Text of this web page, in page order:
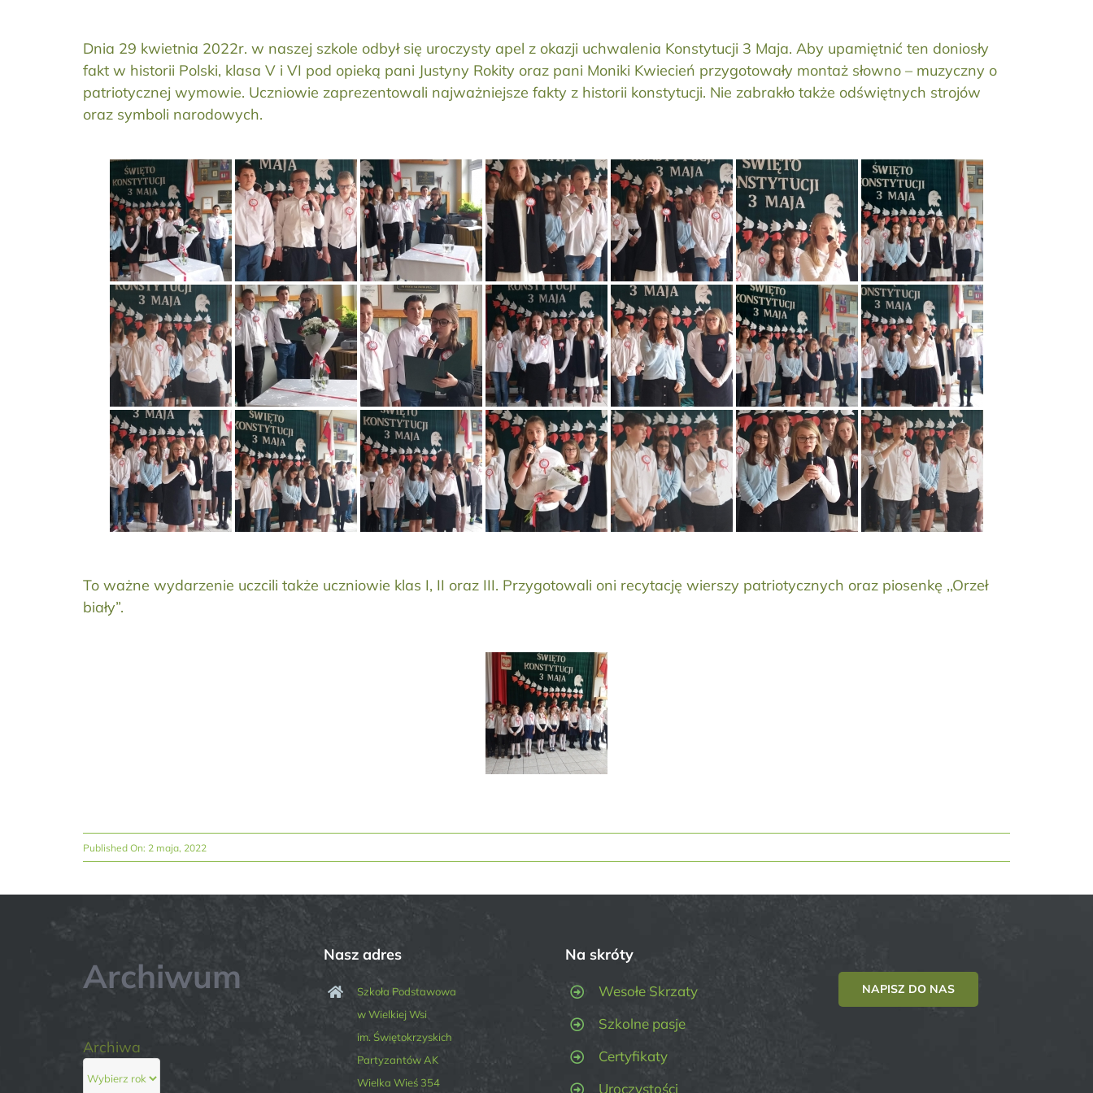
Dnia 29 kwietnia 2022r. w naszej szkole odbył się uroczysty apel z okazji uchwalenia Konstytucji 3 Maja. Aby upamiętnić ten doniosły
fakt w historii Polski, klasa V i VI pod opieką pani Justyny Rokity oraz pani Moniki Kwiecień przygotowały montaż słowno – muzyczny o
patriotycznej wymowie. Uczniowie zaprezentowali najważniejsze fakty z historii konstytucji. Nie zabrakło także odświętnych strojów
oraz symboli narodowych.
To ważne wydarzenie uczcili także uczniowie klas I, II oraz III. Przygotowali oni recytację wierszy patriotycznych oraz piosenkę ,,Orzeł
biały”.
Published On: 2 maja, 2022
Archiwum
Archiwa
Nasz adres
Szkoła Podstawowa
w Wielkiej Wsi
im. Świętokrzyskich
Partyzantów AK
Wielka Wieś 354
Na skróty
Wesołe Skrzaty
Szkolne pasje
Certyfikaty
Uroczystości
NAPISZ DO NAS